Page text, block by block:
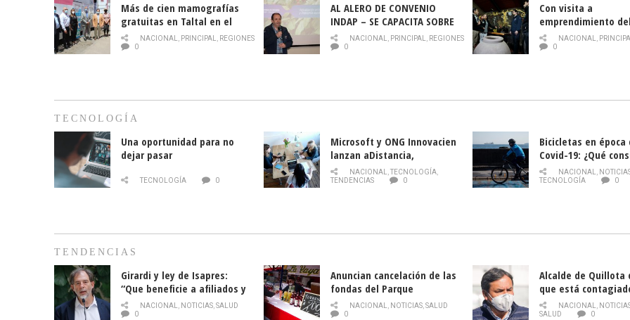
Más de cien mamografías
gratuitas en Taltal en el
mes de la prevención del
cáncer de mama
NACIONAL, PRINCIPAL, REGIONES
0
AL ALERO DE CONVENIO
INDAP – SE CAPACITA SOBRE
PLAGA DROSOPHILA SUZUKII
NACIONAL, PRINCIPAL, REGIONES
0
Con visita a
emprendimiento
y llamado al
historia campesina
NACIONAL,
0
TECNOLOGÍA
Una oportunidad para no
dejar pasar
TECNOLOGÍA 0
Microsoft y ONG Innovacien
lanzan aDistancia,
plataforma con cursos
gratuitos online sobre
NACIONAL,TECNOLOGÍA,
TENDENCIAS
0
Bicicletas en época
Covid-19: ¿Qué
momento de
NACIONAL,
TECNOLOGÍA
0
TENDENCIAS
Girardi y ley de Isapres:
“Que beneficie a afiliados y
no legalice el abuso”
NACIONAL, NOTICIAS,SALUD
0
Anuncian cancelación de las
fondas del Parque
O’Higgins debido al
coronavirus
NACIONAL, NOTICIAS,SALUD
0
Alcalde de Quillota
que está
COVID-19
NACIONAL,
SALUD
0